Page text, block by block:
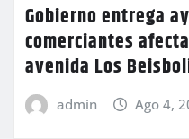
Gobierno entrega
comerciantes
avenida Los
admin Ago 4,